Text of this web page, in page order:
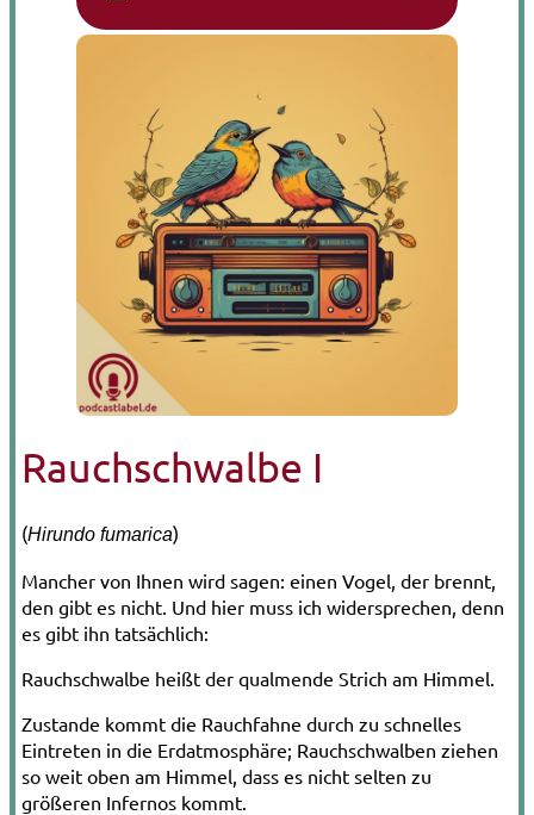
Rauchschwalbe I
(Hirundo fumarica)
Mancher von Ihnen wird sagen: einen Vogel, der brennt,
den gibt es nicht. Und hier muss ich widersprechen, denn
es gibt ihn tatsächlich:
Rauchschwalbe heißt der qualmende Strich am Himmel.
Zustande kommt die Rauchfahne durch zu schnelles
Eintreten in die Erdatmosphäre; Rauchschwalben ziehen
so weit oben am Himmel, dass es nicht selten zu
größeren Infernos kommt.